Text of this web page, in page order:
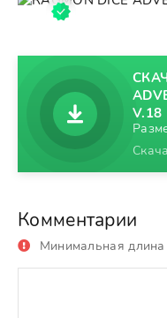
V.18
Комментарии
Минимальная